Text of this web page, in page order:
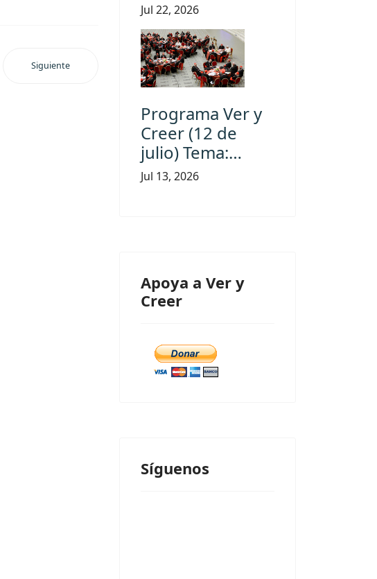
Siguiente
Jul 22, 2026
Programa Ver y
Creer (12 de
julio) Tema:…
Jul 13, 2026
Apoya a Ver y
Creer
Síguenos